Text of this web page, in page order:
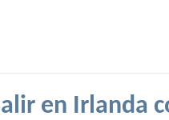
en Irlanda